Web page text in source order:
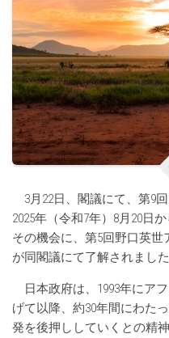
3月22日、閣議にて、第9
2025年（令和7年）8月20日
その機会に、第5回野口英
が同閣議にて了解されました
日本政府は、1993年にア
げて以降、約30年間にわた
発を後押ししていくとの精